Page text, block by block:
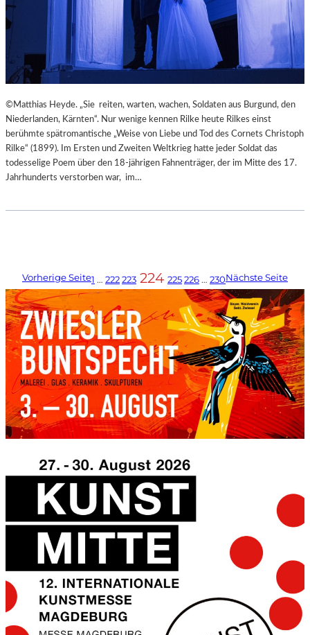
©Matthias Heyde. „Sie reiten, warten, wachen, Soldaten aus Burgund, den
Niederlanden, Kärnten“. Nur wenige kennen Rilke heute Rilkes einst
berühmte spätromantische „Weise von Liebe und Tod des Cornets Christoph
Rilke“ (1899). Im Ersten und Zweiten Weltkrieg hatte jeder Soldat das
todesselige Poem über den 18-jährigen Fahnenträger, der im Mitte des 17.
Jahrhunderts verstorben war, im…
Vorherige Seite1 … 222223 224 225226 … 230Nächste Seite